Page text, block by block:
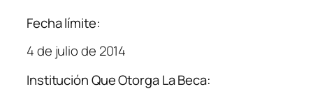
Fecha límite:
4 de julio de 2014
Institución Que Otorga La Beca: